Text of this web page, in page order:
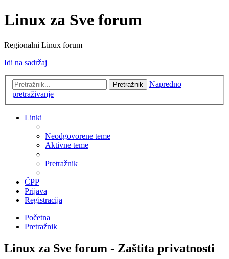
Linux za Sve forum
Regionalni Linux forum
Idi na sadržaj
Pretražnik
Napredno
pretraživanje
Linki
Neodgovorene teme
Aktivne teme
Pretražnik
ČPP
Prijava
Registracija
Početna
Pretražnik
Linux za Sve forum - Zaštita privatnosti